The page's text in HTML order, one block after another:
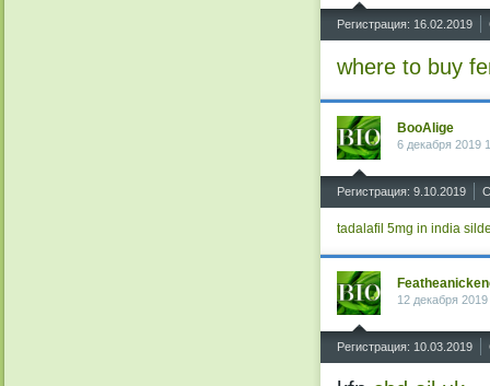
Регистрация: 16.02.2019
where to buy
BooAlige
6 декабря 2019
Регистрация: 9.10.2019
tadalafil 5mg in india
12 декабря
Регистрация: 10.03.2019